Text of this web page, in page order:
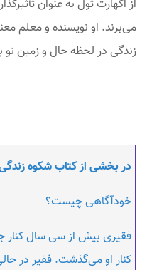
از اکهارت تول به عنوان
می‌برند. او نویسنده و معلم
زندگی در لحظه حال و زمین
در بخشی از کتاب شکوه
خودآگاهی چیست؟
فقیری بیش از سی سال کنار
کنار او می‌گذشت. فقیر در